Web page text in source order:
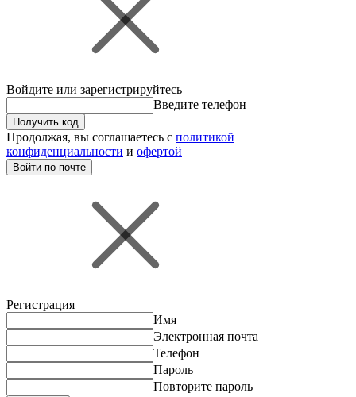
Войдите или зарегистрируйтесь
Введите телефон
Получить код
Продолжая, вы соглашаетесь с политикой
конфиденциальности и офертой
Войти по почте
Регистрация
Имя
Электронная почта
Телефон
Пароль
Повторите пароль